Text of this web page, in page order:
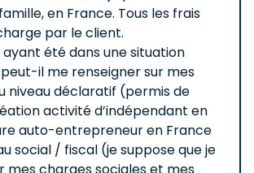
en France. Tous les frais
par le client.
été dans une situation
il me renseigner sur mes
niveau déclaratif (permis de
activité d’indépendant en
auto-entrepreneur en France
social / fiscal (je suppose que je